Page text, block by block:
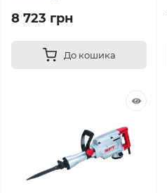
8 723 грн
До кошика